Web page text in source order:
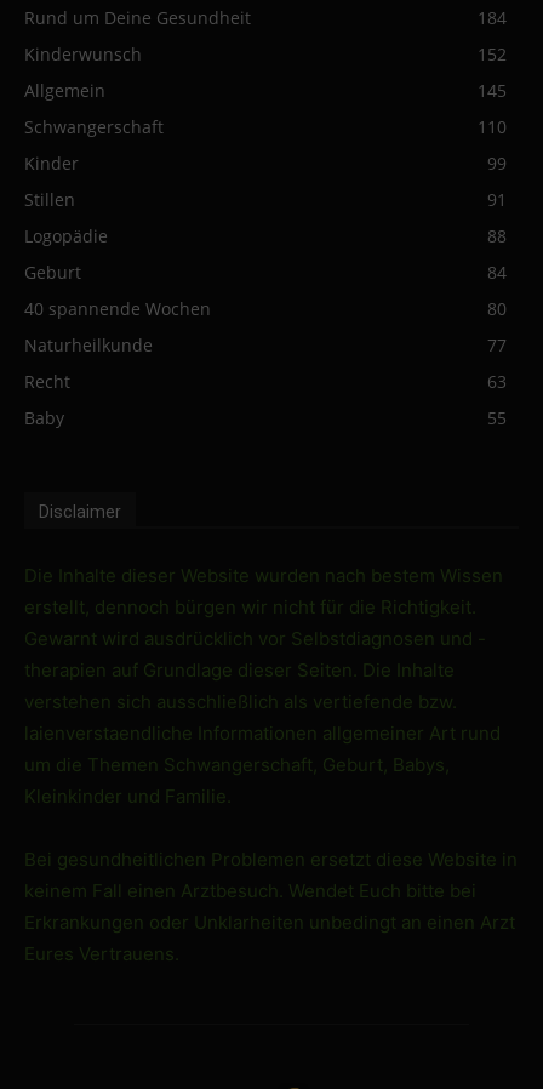
Rund um Deine Gesundheit
184
Kinderwunsch
152
Allgemein
145
Schwangerschaft
110
Kinder
99
Stillen
91
Logopädie
88
Geburt
84
40 spannende Wochen
80
Naturheilkunde
77
Recht
63
Baby
55
Disclaimer
Die Inhalte dieser Website wurden nach bestem Wissen
erstellt, dennoch bürgen wir nicht für die Richtigkeit.
Gewarnt wird ausdrücklich vor Selbstdiagnosen und -
therapien auf Grundlage dieser Seiten. Die Inhalte
verstehen sich ausschließlich als vertiefende bzw.
laienverstaendliche Informationen allgemeiner Art rund
um die Themen Schwangerschaft, Geburt, Babys,
Kleinkinder und Familie.
Bei gesundheitlichen Problemen ersetzt diese Website in
keinem Fall einen Arztbesuch. Wendet Euch bitte bei
Erkrankungen oder Unklarheiten unbedingt an einen Arzt
Eures Vertrauens.